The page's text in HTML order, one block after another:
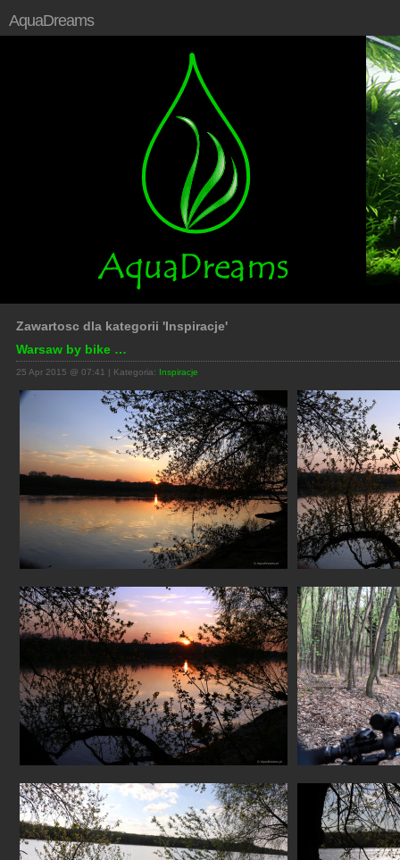
AquaDreams
Zawartosc dla kategorii 'Inspiracje'
Warsaw by bike …
25 Apr 2015 @ 07:41 | Kategoria: Inspiracje